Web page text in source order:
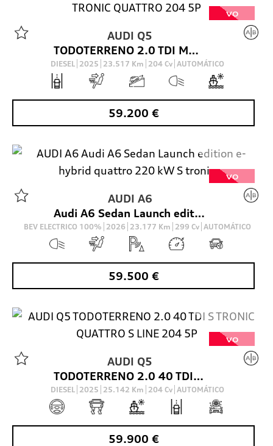
VO
AUDI Q5
TODOTERRENO 2.0 TDI MHEV S LINE S TRONIC QUATTRO 204 5P
DIESEL 2025 23.517 Km 204 Cv AUTOMÁTICO
59.200 €
VO
AUDI A6
Audi A6 Sedan Launch edition e-hybrid quattro 220 kW S tronic
BEV ELECTRICO 100% 2026 23.177 Km 299 Cv AUTOMÁTICO
59.500 €
VO
AUDI Q5
TODOTERRENO 2.0 40 TDI S TRONIC QUATTRO S LINE 204 5P
DIESEL 2025 25.142 Km 204 Cv AUTOMÁTICO
59.900 €